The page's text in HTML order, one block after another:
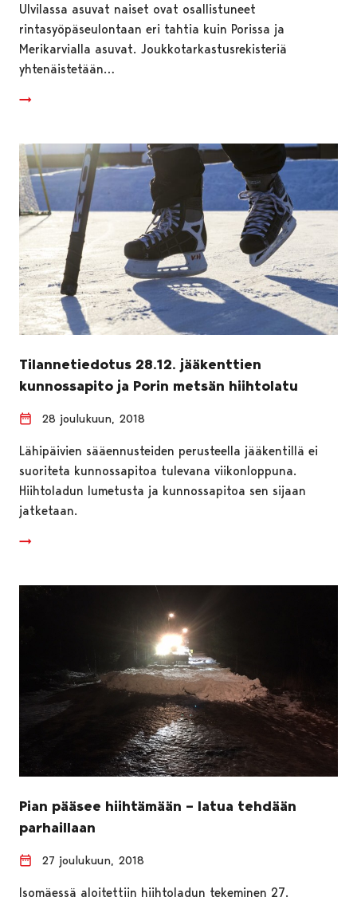
Ulvilassa asuvat naiset ovat osallistuneet
rintasyöpäseulontaan eri tahtia kuin Porissa ja
Merikarvialla asuvat. Joukkotarkastusrekisteriä
yhtenäistetään…
Tilannetiedotus 28.12. jääkenttien
kunnossapito ja Porin metsän hiihtolatu
28 joulukuun, 2018
Lähipäivien sääennusteiden perusteella jääkentillä ei
suoriteta kunnossapitoa tulevana viikonloppuna.
Hiihtoladun lumetusta ja kunnossapitoa sen sijaan
jatketaan.
Pian pääsee hiihtämään – latua tehdään
parhaillaan
27 joulukuun, 2018
Isomäessä aloitettiin hiihtoladun tekeminen 27.